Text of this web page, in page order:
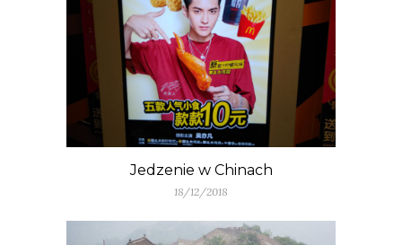
Jedzenie w Chinach
18/12/2018